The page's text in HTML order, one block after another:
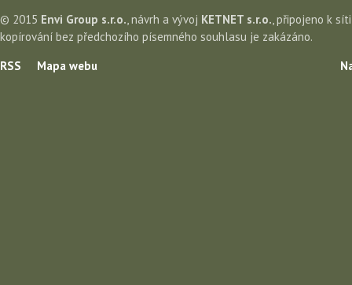
© 2015 Envi Group s.r.o. , návrh a vývoj KETNET s.r.o. , připojeno k
kopírování bez předchozího písemného souhlasu je zakázáno.
RSS
Mapa webu